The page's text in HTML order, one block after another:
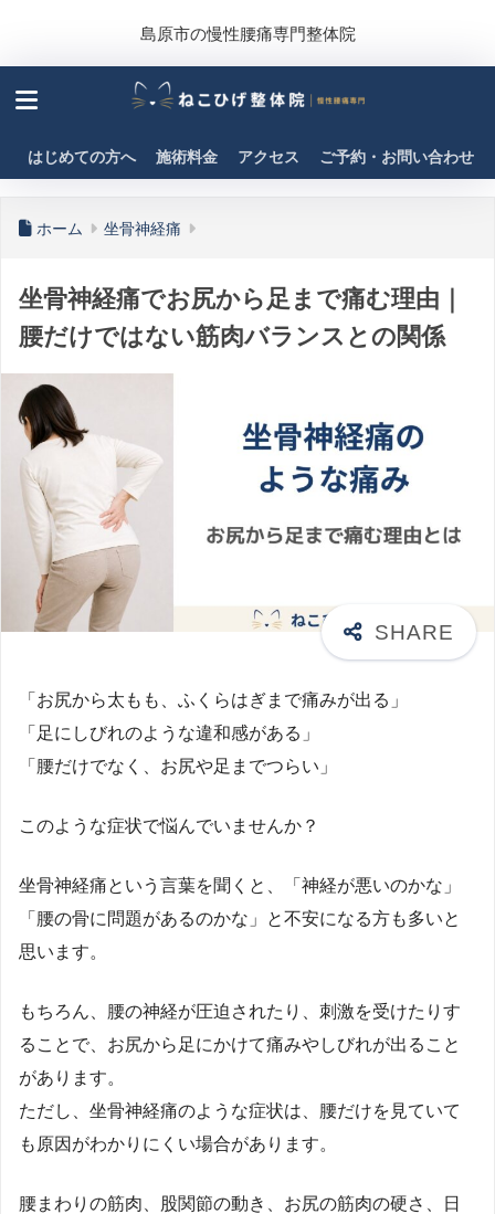
島原市の慢性腰痛専門整体院
はじめての方へ 施術料金 アクセス ご予約・お問い合わせ
ホーム 坐骨神経痛
坐骨神経痛でお尻から足まで痛む理由｜
腰だけではない筋肉バランスとの関係
「お尻から太もも、ふくらはぎまで痛みが出る」
「足にしびれのような違和感がある」
「腰だけでなく、お尻や足までつらい」
このような症状で悩んでいませんか？
坐骨神経痛という言葉を聞くと、「神経が悪いのかな」
「腰の骨に問題があるのかな」と不安になる方も多いと
思います。
もちろん、腰の神経が圧迫されたり、刺激を受けたりす
ることで、お尻から足にかけて痛みやしびれが出ること
があります。
ただし、坐骨神経痛のような症状は、腰だけを見ていて
も原因がわかりにくい場合があります。
腰まわりの筋肉、股関節の動き、お尻の筋肉の硬さ、日